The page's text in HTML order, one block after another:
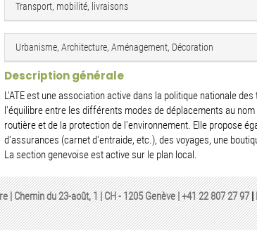
Transport, mobilité, livraisons
Urbanisme, Architecture, Aménagement, Décoration
Description générale
L'ATE est une association active dans la politique nationale
l'équilibre entre les différents modes de déplacements au
routière et de la protection de l'environnement. Elle propose
d'assurances (carnet d'entraide, etc.), des voyages, une
La section genevoise est active sur le plan local.
| Chemin du 23-août, 1 | CH - 1205 Genève |+41 22 807 27 97|